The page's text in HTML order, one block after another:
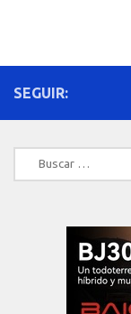
SEGUIR:
Buscar: